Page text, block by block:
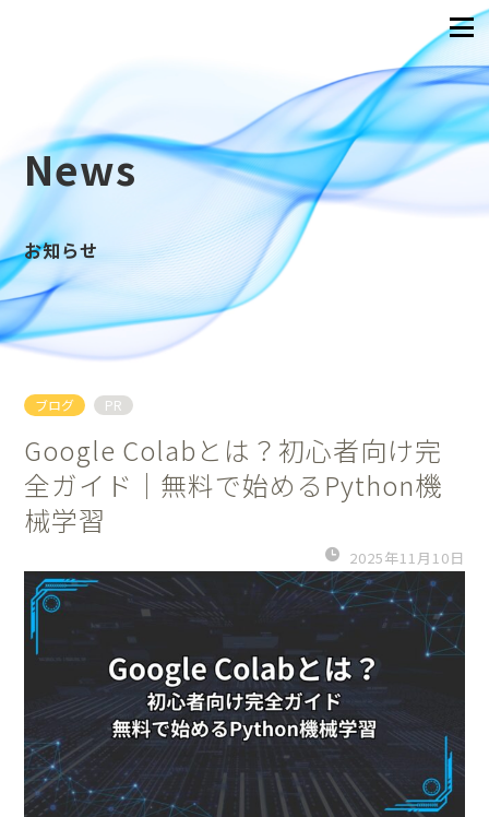
News
お知らせ
ブログ PR
Google Colabとは？初心者向け完
全ガイド｜無料で始めるPython機
械学習
2025年11月10日